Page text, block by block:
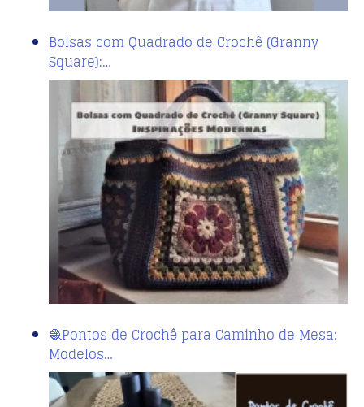
Bolsas com Quadrado de Crochê (Granny
Square):…
🧶Pontos de Crochê para Caminho de Mesa:
Modelos…